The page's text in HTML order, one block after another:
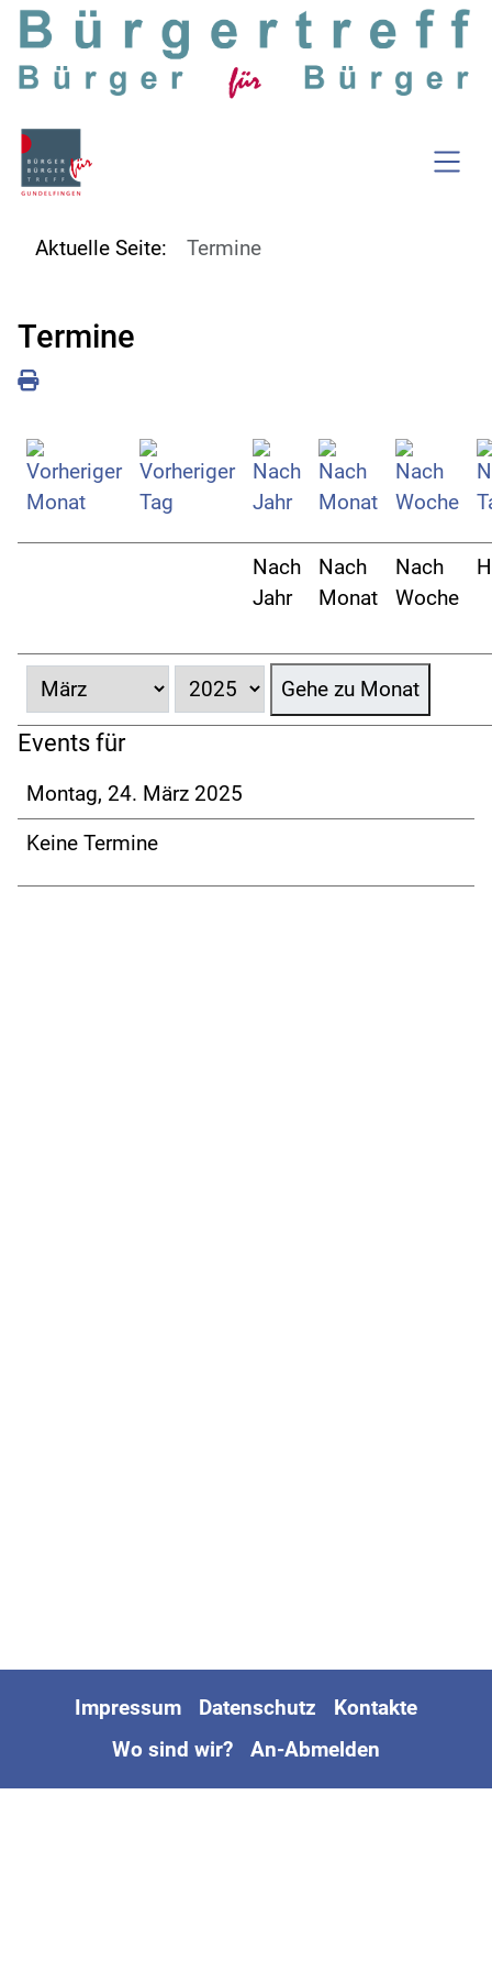
SKIP TO MAIN CONTENT
Aktuelle Seite: Termine
Termine
Nach
Jahr
Nach
Monat
Nach
Woche
Gehe zu Monat
Events für
Montag, 24. März 2025
Keine Termine
Impressum Datenschutz
Kontakte
Wo sind wir?
An-Abmelden